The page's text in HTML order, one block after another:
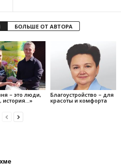
БОЛЬШЕ ОТ АВТОРА
– это люди,
история…»
Благоустройство – для
красоты и комфорта